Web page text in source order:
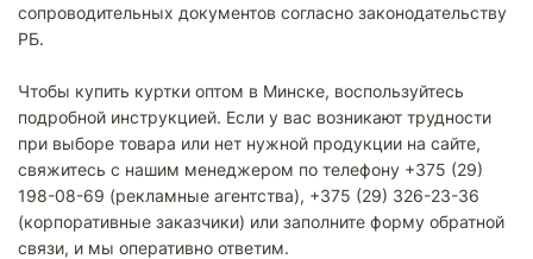
сопроводительных документов согласно законодательству
РБ.
Чтобы купить куртки оптом в Минске, воспользуйтесь
подробной инструкцией. Если у вас возникают трудности
при выборе товара или нет нужной продукции на сайте,
свяжитесь с нашим менеджером по телефону +375 (29)
198-08-69 (рекламные агентства), +375 (29) 326-23-36
(корпоративные заказчики) или заполните форму обратной
связи, и мы оперативно ответим.